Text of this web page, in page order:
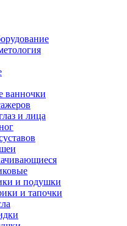
ванночки
и лица
и подушки
и тапочки